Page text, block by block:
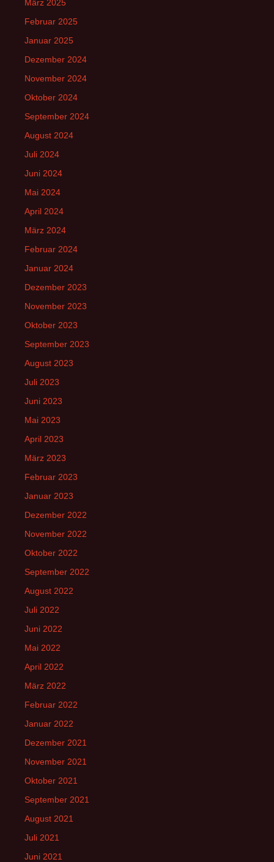
März 2025
Februar 2025
Januar 2025
Dezember 2024
November 2024
Oktober 2024
September 2024
August 2024
Juli 2024
Juni 2024
Mai 2024
April 2024
März 2024
Februar 2024
Januar 2024
Dezember 2023
November 2023
Oktober 2023
September 2023
August 2023
Juli 2023
Juni 2023
Mai 2023
April 2023
März 2023
Februar 2023
Januar 2023
Dezember 2022
November 2022
Oktober 2022
September 2022
August 2022
Juli 2022
Juni 2022
Mai 2022
April 2022
März 2022
Februar 2022
Januar 2022
Dezember 2021
November 2021
Oktober 2021
September 2021
August 2021
Juli 2021
Juni 2021